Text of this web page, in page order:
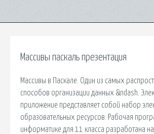
Массивы паскаль презентация
Массивы в Паскале. Один из самых
способов организации данных &ndash.
приложение представляет собой набор
образовательных ресурсов. Рабочая
информатике для 11 класса разработана